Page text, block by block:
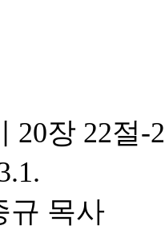
20장 22절-
규 목사